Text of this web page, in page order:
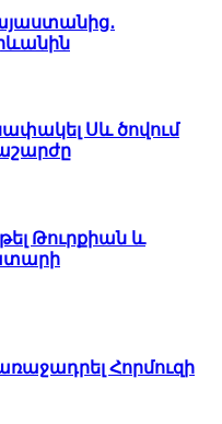
Սև ծովում
Թուրքիան և
Հորմուզի